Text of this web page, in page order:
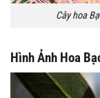
Cây hoa
Hình Ảnh Hoa